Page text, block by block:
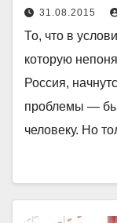
31.08.2015
То, что в
которую
Россия,
проблемы —
человеку. Но